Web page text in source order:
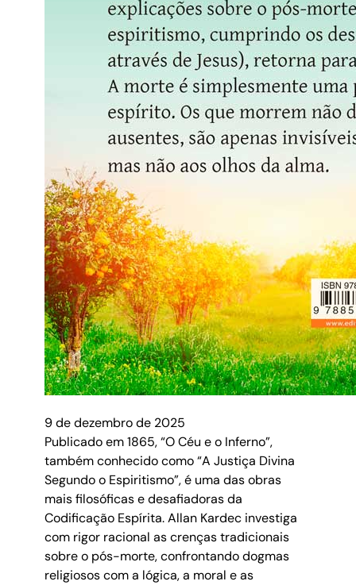
9 de dezembro de 2025
Publicado em 1865, “O Céu e o Inferno”,
também conhecido como “A Justiça Divina
Segundo o Espiritismo”, é uma das obras
mais filosóficas e desafiadoras da
Codificação Espírita. Allan Kardec investiga
com rigor racional as crenças tradicionais
sobre o pós-morte, confrontando dogmas
religiosos com a lógica, a moral e as